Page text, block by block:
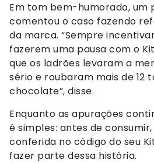
Em tom bem-humorado, um
comentou o caso fazendo
da marca. “Sempre
fazerem uma pausa com o
que os ladrões levaram a
sério e roubaram mais de 12
chocolate”, disse.
Enquanto as apurações
é simples: antes de
conferida no código do seu
fazer parte dessa história.